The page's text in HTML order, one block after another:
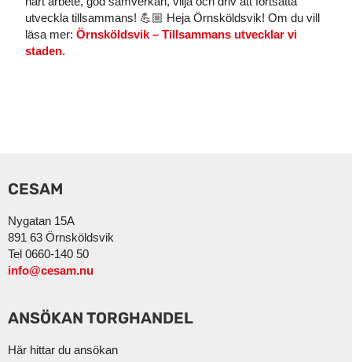
utveckla tillsammans! 💪🏼 Heja Örnsköldsvik!Om du vill
läsa mer:Örnsköldsvik – Tillsammans utvecklar vi
staden.
CESAM
Nygatan 15A
891 63 Örnsköldsvik
Tel 0660-140 50
info@cesam.nu
ANSÖKAN TORGHANDEL
Här hittar du ansökan